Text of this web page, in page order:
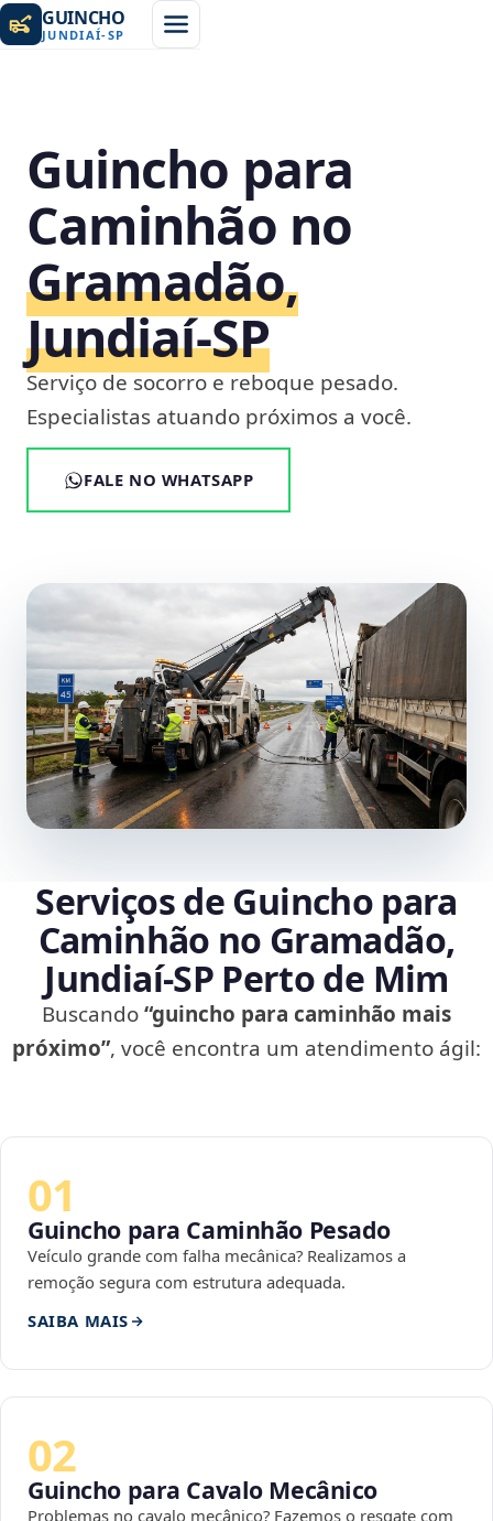
GUINCHO
JUNDIAÍ-SP
Guincho para
Caminhão no
Gramadão,
Jundiaí‑SP
Serviço de socorro e reboque pesado.
Especialistas atuando próximos a você.
FALE NO WHATSAPP
Serviços de Guincho para
Caminhão no Gramadão,
Jundiaí‑SP Perto de Mim
Buscando“guincho para caminhão mais
próximo”, você encontra um atendimento ágil:
01
Guincho para Caminhão Pesado
Veículo grande com falha mecânica? Realizamos a
remoção segura com estrutura adequada.
SAIBA MAIS
02
Guincho para Cavalo Mecânico
Problemas no cavalo mecânico? Fazemos o resgate com